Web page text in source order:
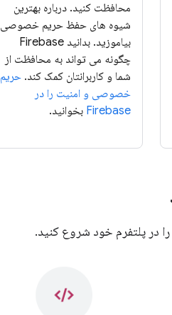
محافظت کنید. درباره بهترین
شیوه های حفظ حریم خصوصی
بیاموزید. بدانید Firebase
چگونه می تواند به محافظت از
شما و کاربرانتان کمک کند.حریم
خصوصی و امنیت را در
Firebase بخوانید.